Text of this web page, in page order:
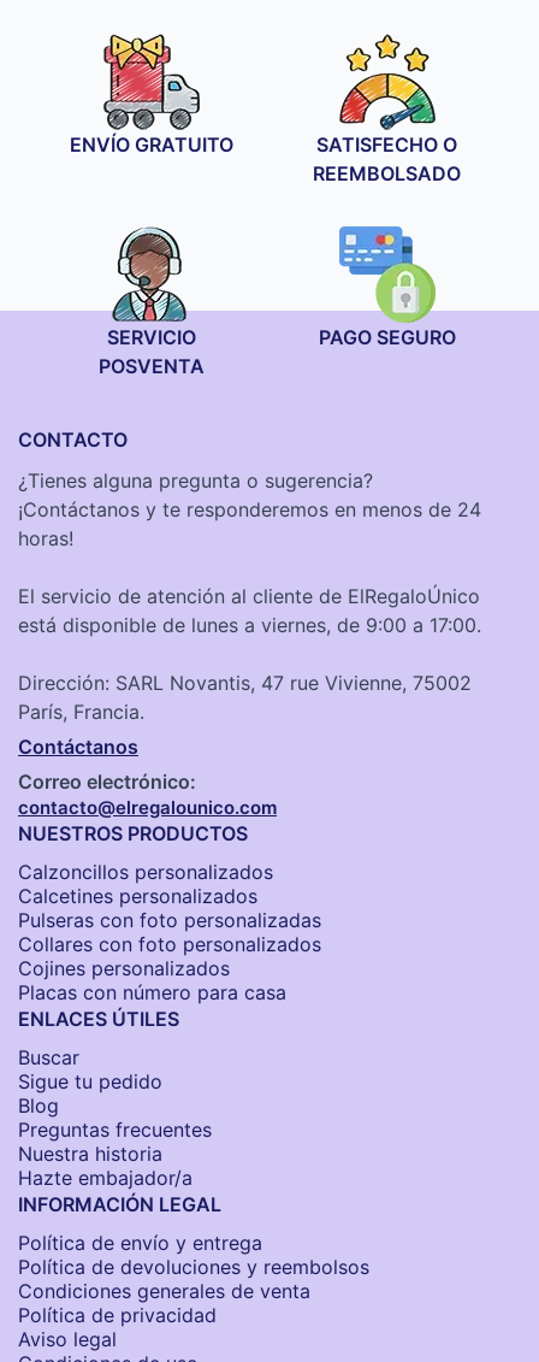
29,90 €
hasta
99,90 €
29,90 €
hasta
99,90 €
ENVÍO GRATUITO
SATISFECHO O
REEMBOLSADO
SERVICIO
POSVENTA
PAGO SEGURO
CONTACTO
¿Tienes alguna pregunta o sugerencia?
¡Contáctanos y te responderemos en menos de 24
horas!
El servicio de atención al cliente de ElRegaloÚnico
está disponible de lunes a viernes, de 9:00 a 17:00.
Dirección: SARL Novantis, 47 rue Vivienne, 75002
París, Francia.
Contáctanos
Correo electrónico:
contacto@elregalounico.com
NUESTROS PRODUCTOS
Calzoncillos personalizados​
Calcetines personalizados
Pulseras con foto personalizadas
Collares con foto personalizados
Cojines personalizados
Placas con número para casa
ENLACES ÚTILES
Buscar
Sigue tu pedido
Blog
Preguntas frecuentes
Nuestra historia
Hazte embajador/a
INFORMACIÓN LEGAL
Política de envío y entrega
Política de devoluciones y reembolsos
Condiciones generales de venta
Política de privacidad
Aviso legal